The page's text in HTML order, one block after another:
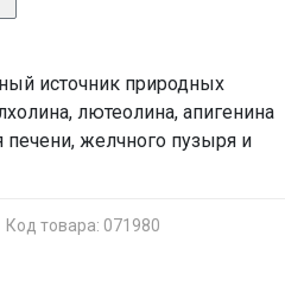
источник природных
лютеолина, апигенина
желчного пузыря и
Код товара: 071980